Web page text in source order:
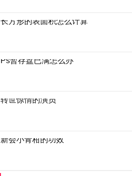
长方形的表面积怎么计算
Ps暂存盘已满怎么办
转世惊情的演员
新会小青柑的功效